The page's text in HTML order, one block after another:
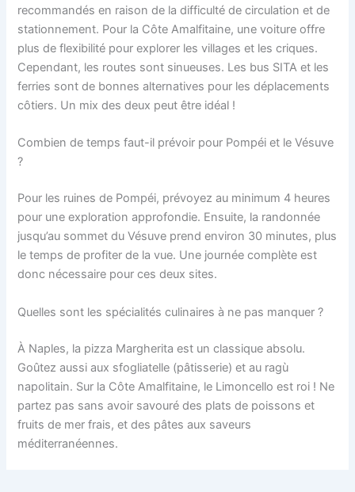
recommandés en raison de la difficulté de circulation et de
stationnement. Pour la Côte Amalfitaine, une voiture offre
plus de flexibilité pour explorer les villages et les criques.
Cependant, les routes sont sinueuses. Les bus SITA et les
ferries sont de bonnes alternatives pour les déplacements
côtiers. Un mix des deux peut être idéal !
Combien de temps faut-il prévoir pour Pompéi et le Vésuve
?
Pour les ruines de Pompéi, prévoyez au minimum 4 heures
pour une exploration approfondie. Ensuite, la randonnée
jusqu’au sommet du Vésuve prend environ 30 minutes, plus
le temps de profiter de la vue. Une journée complète est
donc nécessaire pour ces deux sites.
Quelles sont les spécialités culinaires à ne pas manquer ?
À Naples, la pizza Margherita est un classique absolu.
Goûtez aussi aux sfogliatelle (pâtisserie) et au ragù
napolitain. Sur la Côte Amalfitaine, le Limoncello est roi ! Ne
partez pas sans avoir savouré des plats de poissons et
fruits de mer frais, et des pâtes aux saveurs
méditerranéennes.